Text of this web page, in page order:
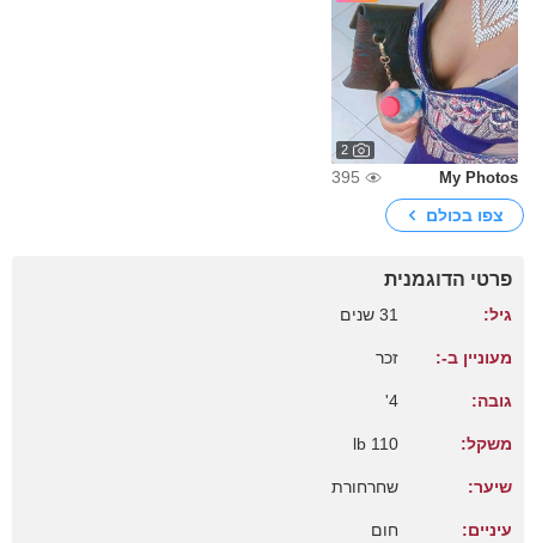
2
My Photos
395
צפו בכולם
פרטי הדוגמנית
גיל: 31 שנים
מעוניין ב-: זכר
גובה: 4'
משקל: 110 lb
שיער: שחרחורת
עיניים: חום